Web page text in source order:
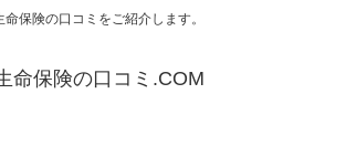
命保険の口コミをご紹介します。
命保険の口コミ.COM